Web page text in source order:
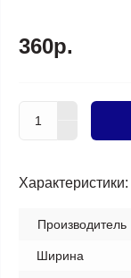
360р.
Характеристики:
Производитель
Ширина